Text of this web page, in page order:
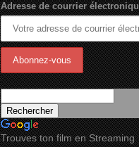
Adresse de courrier
Trouves ton film en Streaming